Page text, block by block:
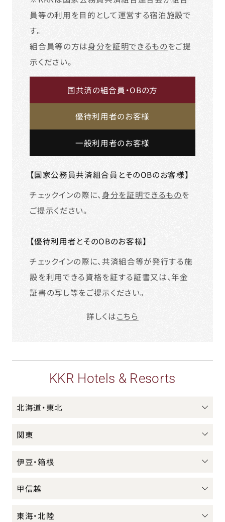
員等の利用を目的として運営する宿泊施設で
す。
組合員等の方は身分を証明できるものをご提
示ください。
国共済の組合員・OBの方
優待利用者のお客様
一般利用者のお客様
【国家公務員共済組合員とそのOBのお客様】
チェックインの際に、身分を証明できるものを
ご提示ください。
【優待利用者とそのOBのお客様】
チェックインの際に、共済組合等が発行する施
設を利用できる資格を証する証書又は、年金
証書の写し等をご提示ください。
詳しくはこちら
KKR Hotels & Resorts
北海道・東北
関東
伊豆・箱根
甲信越
東海・北陸